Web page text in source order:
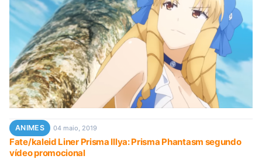
ANIMES 04 maio, 2019
Fate/kaleid Liner Prisma Illya: Prisma Phantasm segundo
vídeo promocional